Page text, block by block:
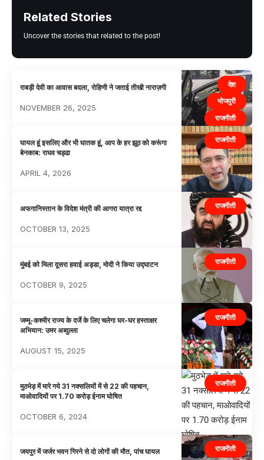
Related Stories
Uncover the stories that related to the post!
देश
भोजपुरी
राजनीती
राबड़ी देवी का आवास बदला, रोहिणी ने जताई तीखी नाराज़गी
NOVEMBER 26, 2025
राजनीती
घायल हूं इसलिए और भी घातक हूं, आप के हर झूठ को करूंगा
बेनकाब: राघव चड्ढा
APRIL 4, 2026
राजनीती
अफगानिस्तान के विदेश मंत्री की आगरा यात्रा रद्द
OCTOBER 13, 2025
राजनीती
मुंबई को मिला दूसरा हवाई अड्डा, मोदी ने किया उद्घाटन
OCTOBER 9, 2025
राजनीती
जम्मू-कश्मीर राज्य के दर्जे के लिए चलेगा घर-घर हस्ताक्षर
अभियान: उमर अब्दुल्ला
AUGUST 15, 2025
राजनीती
मुठभेड़ में मारे गये 31 नक्सलियों में से 22 की पहचान,
माओवादियों पर 1.70 करोड़ ईनाम घोषित
OCTOBER 6, 2024
राजनीती
जयपुर में जर्जर भवन गिरने से दो लोगों की मौत, पांच घायल